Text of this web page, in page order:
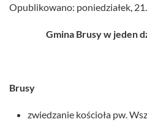
Opublikowano: poniedziałek,
Gmina Brusy w jeden
Brusy
zwiedzanie kościoła pw.